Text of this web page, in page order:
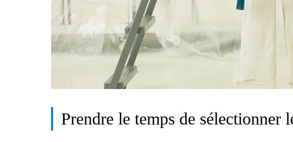
Prendre le temps de sélectionner